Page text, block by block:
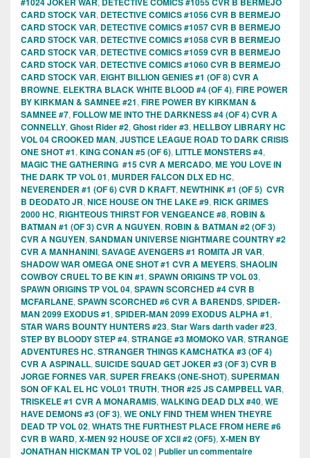
CARD STOCK VAR, DETECTIVE COMICS #1056 CVR B BERMEJO
CARD STOCK VAR, DETECTIVE COMICS #1057 CVR B BERMEJO
CARD STOCK VAR, DETECTIVE COMICS #1058 CVR B BERMEJO
CARD STOCK VAR, DETECTIVE COMICS #1059 CVR B BERMEJO
CARD STOCK VAR, DETECTIVE COMICS #1060 CVR B BERMEJO
CARD STOCK VAR, EIGHT BILLION GENIES #1 (OF 8) CVR A
BROWNE, ELEKTRA BLACK WHITE BLOOD #4 (OF 4), FIRE POWER
BY KIRKMAN & SAMNEE #21, FIRE POWER BY KIRKMAN &
SAMNEE #7, FOLLOW ME INTO THE DARKNESS #4 (OF 4) CVR A
CONNELLY, Ghost Rider #2, Ghost rider #3, HELLBOY LIBRARY HC
VOL 04 CROOKED MAN, JUSTICE LEAGUE ROAD TO DARK CRISIS
ONE SHOT #1, KING CONAN #5 (OF 6), LITTLE MONSTERS #4,
MAGIC THE GATHERING #15 CVR A MERCADO, ME YOU LOVE IN
THE DARK TP VOL 01, MURDER FALCON DLX ED HC,
NEVERENDER #1 (OF 6) CVR D KRAFT, NEWTHINK #1 (OF 5) CVR
B DEODATO JR, NICE HOUSE ON THE LAKE #9, RICK GRIMES
2000 HC, RIGHTEOUS THIRST FOR VENGEANCE #8, ROBIN &
BATMAN #1 (OF 3) CVR A NGUYEN, ROBIN & BATMAN #2 (OF 3)
CVR A NGUYEN, SANDMAN UNIVERSE NIGHTMARE COUNTRY #2
CVR A MANHANINI, SAVAGE AVENGERS #1 ROMITA JR VAR,
SHADOW WAR OMEGA ONE SHOT #1 CVR A MEYERS, SHAOLIN
COWBOY CRUEL TO BE KIN #1, SPAWN ORIGINS TP VOL 03,
SPAWN ORIGINS TP VOL 04, SPAWN SCORCHED #4 CVR B
MCFARLANE, SPAWN SCORCHED #6 CVR A BARENDS, SPIDER-
MAN 2099 EXODUS #1, SPIDER-MAN 2099 EXODUS ALPHA #1,
STAR WARS BOUNTY HUNTERS #23, Star Wars darth vader #23,
STEP BY BLOODY STEP #4, STRANGE #3 MOMOKO VAR, STRANGE
ADVENTURES HC, STRANGER THINGS KAMCHATKA #3 (OF 4)
CVR A ASPINALL, SUICIDE SQUAD GET JOKER #3 (OF 3) CVR B
JORGE FORNES VAR, SUPER FREAKS (ONE-SHOT), SUPERMAN
SON OF KAL EL HC VOL01 TRUTH, THOR #25 JS CAMPBELL VAR,
TRISKELE #1 CVR A MONARAMIS, WALKING DEAD DLX #40, WE
HAVE DEMONS #3 (OF 3), WE ONLY FIND THEM WHEN THEYRE
DEAD TP VOL 02, WHATS THE FURTHEST PLACE FROM HERE #6
CVR B WARD, X-MEN 92 HOUSE OF XCII #2 (OF5), X-MEN BY
JONATHAN HICKMAN TP VOL 02 | Publier un commentaire